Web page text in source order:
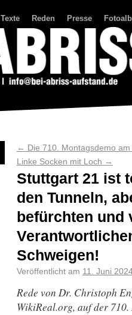
Texte Reden Presse
← Die 710. Montagsdemo
Linke Socken mit Loch →
Stuttgart 21 ist
den Tunneln,
befürchten und
Schweigen!
Veröffentlicht am 11. Juni
Rede von Dr. Christoph
WikiReal.org, auf der 710.